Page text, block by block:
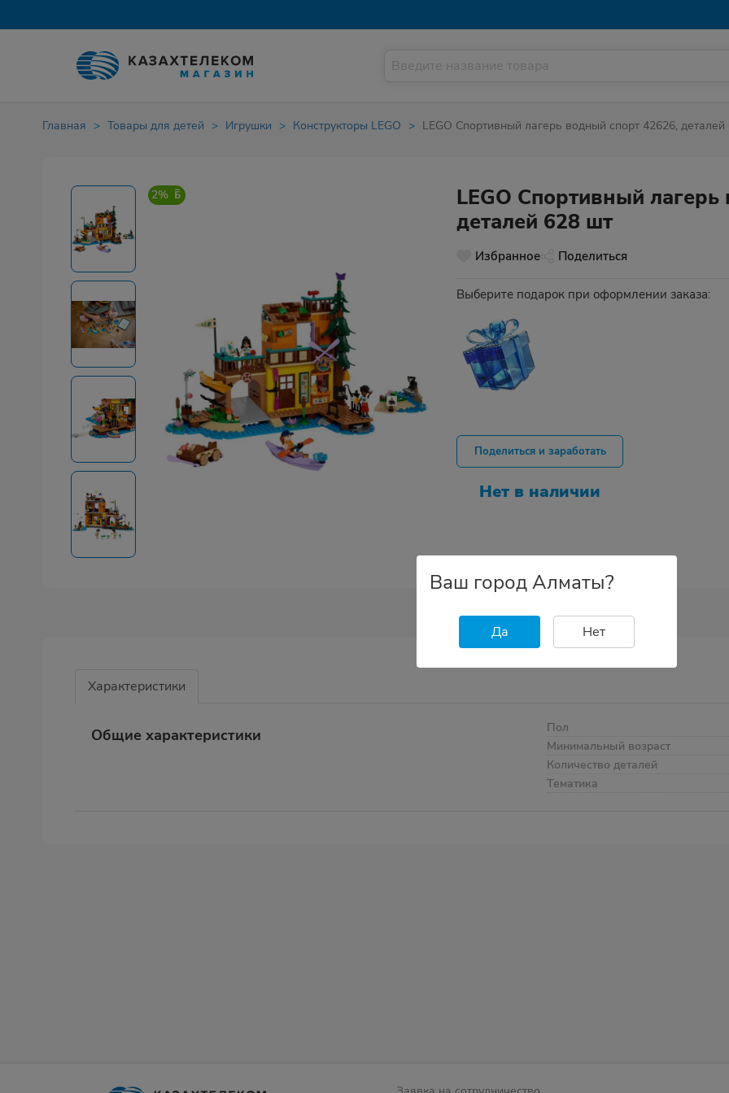
Главная Товары для детей Игрушки Конструкторы LEGO LEGO Спортивный лагерь водный спорт 42626,
2%
LEGO Спортивный
деталей 628 шт
Избранное Поделиться
Выберите подарок при оформлении заказа:
Поделиться и заработать
Нет в наличии
Характеристики
Общие характеристики Пол
Минимальный возраст
Количество деталей
Тематика
Ваш город Алматы?
Да Нет